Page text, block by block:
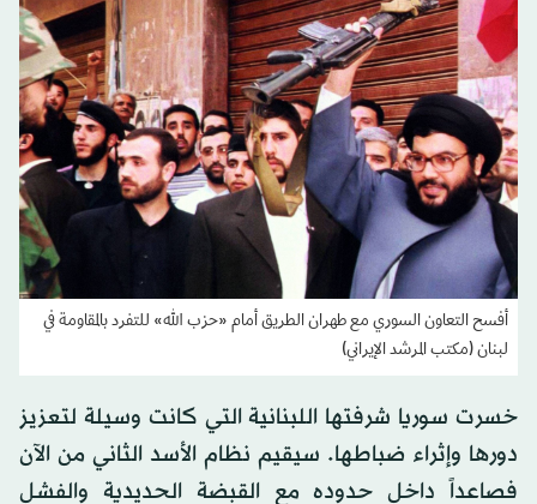
أفسح التعاون السوري مع طهران الطريق أمام «حزب الله» للتفرد بالمقاومة في
لبنان (مكتب المرشد الإيراني)
خسرت سوريا شرفتها اللبنانية التي كانت وسيلة لتعزيز
دورها وإثراء ضباطها. سيقيم نظام الأسد الثاني من الآن
فصاعداً داخل حدوده مع القبضة الحديدية والفشل